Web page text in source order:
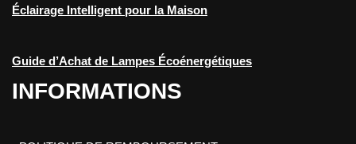
Éclairage Intelligent pour la Maison
Guide d’Achat de Lampes Écoénergétiques
INFORMATIONS